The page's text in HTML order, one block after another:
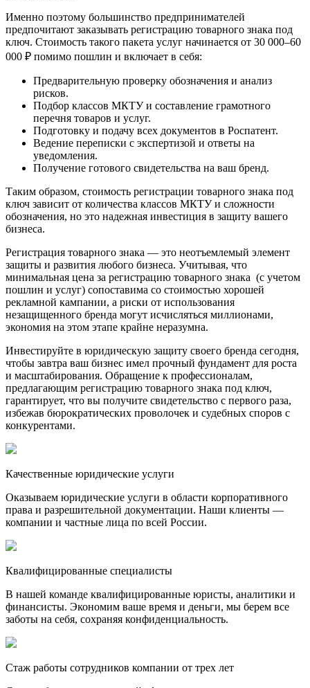
Именно поэтому большинство предпринимателей
предпочитают заказывать регистрацию товарного знака под
ключ. Стоимость такого пакета услуг начинается от 30 000–60
000 ₽ помимо пошлин и включает в себя:
Предварительную проверку обозначения и анализ
рисков.
Подбор классов МКТУ и составление грамотного
перечня товаров и услуг.
Подготовку и подачу всех документов в Роспатент.
Ведение переписки с экспертизой и ответы на
уведомления.
Получение готового свидетельства на ваш бренд.
Таким образом, стоимость регистрации товарного знака под
ключ зависит от количества классов МКТУ и сложности
обозначения, но это надежная инвестиция в защиту вашего
бизнеса.
Регистрация товарного знака — это неотъемлемый элемент
защиты и развития любого бизнеса. Учитывая, что
минимальная цена за регистрацию товарного знака (с учетом
пошлин и услуг) сопоставима со стоимостью хорошей
рекламной кампании, а риски от использования
незащищенного бренда могут исчисляться миллионами,
экономия на этом этапе крайне неразумна.
Инвестируйте в юридическую защиту своего бренда сегодня,
чтобы завтра ваш бизнес имел прочный фундамент для роста
и масштабирования. Обращение к профессионалам,
предлагающим регистрацию товарного знака под ключ,
гарантирует, что вы получите свидетельство с первого раза,
избежав бюрократических проволочек и судебных споров с
конкурентами.
Качественные юридические услуги
Оказываем юридические услуги в области корпоративного
права и разрешительной документации. Наши клиенты —
компании и частные лица по всей России.
Квалифицированные специалисты
В нашей команде квалифицированные юристы, аналитики и
финансисты. Экономим ваше время и деньги, мы берем все
заботы на себя, сохраняя конфиденциальность.
Стаж работы сотрудников компании от трех лет